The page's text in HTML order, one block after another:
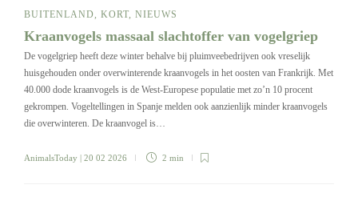
BUITENLAND KORT NIEUWS
Kraanvogels massaal slachtoffer van vogelgriep
De vogelgriep heeft deze winter behalve bij pluimveebedrijven ook vreselijk
huisgehouden onder overwinterende kraanvogels in het oosten van Frankrijk. Met
40.000 dode kraanvogels is de West-Europese populatie met zo’n 10 procent
gekrompen. Vogeltellingen in Spanje melden ook aanzienlijk minder kraanvogels
die overwinteren. De kraanvogel is…
AnimalsToday | 20 02 2026 2 min